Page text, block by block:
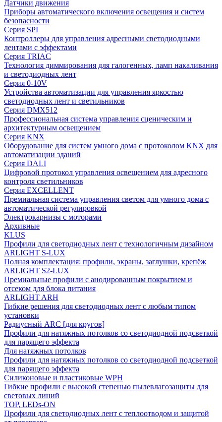
Датчики движения
Приборы автоматического включения освещения и систем
безопасности
Серия SPI
Контроллеры для управления адресными светодиодными
лентами с эффектами
Серия TRIAC
Технология диммирования для галогенных, ламп накаливания
и светодиодных лент
Серия 0-10V
Устройства автоматизации для управления яркостью
светодиодных лент и светильников
Серия DMX512
Профессиональная система управления сценическим и
архитектурным освещением
Серия KNX
Оборудование для систем умного дома с протоколом KNX для
автоматизации зданий
Серия DALI
Цифровой протокол управления освещением для адресного
контроля светильников
Серия EXCELLENT
Премиальная система управления светом для умного дома с
автоматической регулировкой
Электрокарнизы с моторами
Архивные
KLUS
Профили для светодиодных лент с технологичным дизайном
ARLIGHT S-LUX
Полная комплектация: профили, экраны, заглушки, крепёж
ARLIGHT S2-LUX
Премиальные профили с анодированным покрытием и
отсеком для блока питания
ARLIGHT ARH
Гибкие решения для светодиодных лент с любым типом
установки
Радиусный ARC [для кругов]
Профили для натяжных потолков со светодиодной подсветкой
для парящего эффекта
Для натяжных потолков
Профили для натяжных потолков со светодиодной подсветкой
для парящего эффекта
Силиконовые и пластиковые WPH
Гибкие профили с высокой степенью пылевлагозащиты для
световых линий
TOP, LEDs-ON
Профили для светодиодных лент с теплоотводом и защитой